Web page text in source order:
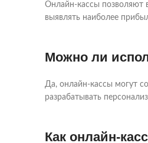
Онлайн-кассы позволяют
выявлять наиболее
Можно ли
Да, онлайн-кассы могут
разрабатывать
Как онлайн-